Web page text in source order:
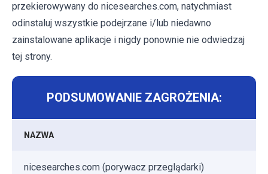
przekierowywany do nicesearches.com, natychmiast
odinstaluj wszystkie podejrzane i/lub niedawno
zainstalowane aplikacje i nigdy ponownie nie odwiedzaj
tej strony.
PODSUMOWANIE ZAGROŻENIA:
NAZWA
nicesearches.com (porywacz przeglądarki)